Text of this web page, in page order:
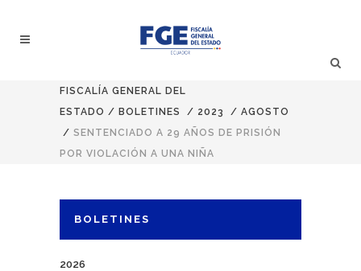
FISCALÍA GENERAL DEL
ESTADO / BOLETINES / 2023 / AGOSTO
/ SENTENCIADO A 29 AÑOS DE PRISIÓN
POR VIOLACIÓN A UNA NIÑA
BOLETINES
2026